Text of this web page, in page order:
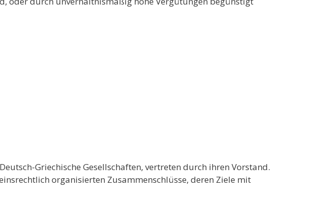
Griechische Gesellschaften, vertreten durch ihren Vorstand.
organisierten Zusammenschlüsse, deren Ziele mit